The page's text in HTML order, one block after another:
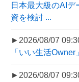
日本最大級のAI
資を検討 ...
►2026/08/07
「いい生活
►2026/08/07